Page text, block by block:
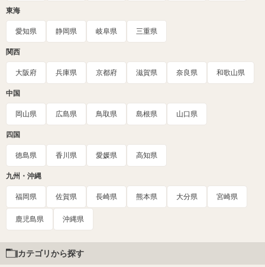
東海
愛知県 静岡県 岐阜県 三重県
関西
大阪府 兵庫県 京都府 滋賀県 奈良県 和歌山県
中国
岡山県 広島県 鳥取県 島根県 山口県
四国
徳島県 香川県 愛媛県 高知県
九州・沖縄
福岡県 佐賀県 長崎県 熊本県 大分県 宮崎県
鹿児島県 沖縄県
カテゴリから探す